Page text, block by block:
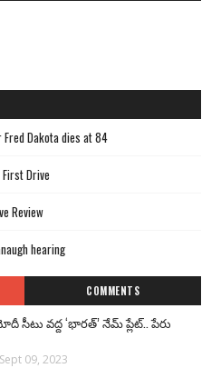
Fred Dakota dies at 84
Drive
Review
hearing
COMMENTS
సీటు వద్ద ‘భారత్’ నేమ్ ప్లేట్‌.. పేరు
Sept 09, 2023